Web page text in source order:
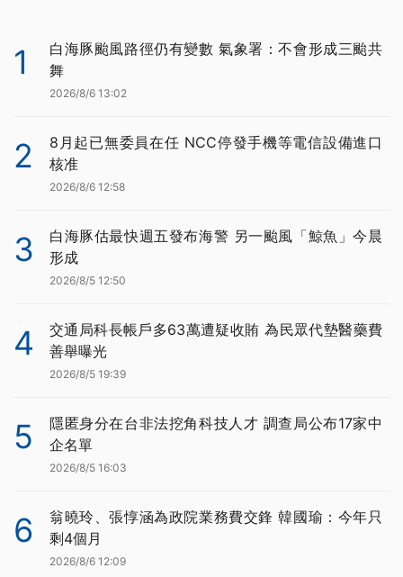
1
白海豚颱風路徑仍有變數 氣象署：不會形成三颱共
舞
2026/8/6 13:02
2
8月起已無委員在任 NCC停發手機等電信設備進口
核准
2026/8/6 12:58
3
白海豚估最快週五發布海警 另一颱風「鯨魚」今晨
形成
2026/8/5 12:50
4
交通局科長帳戶多63萬遭疑收賄 為民眾代墊醫藥費
善舉曝光
2026/8/5 19:39
5
隱匿身分在台非法挖角科技人才 調查局公布17家中
企名單
2026/8/5 16:03
6
翁曉玲、張惇涵為政院業務費交鋒 韓國瑜：今年只
剩4個月
2026/8/6 12:09